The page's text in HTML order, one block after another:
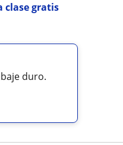
clase gratis
duro.